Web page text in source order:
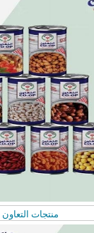
منتجات التعاون